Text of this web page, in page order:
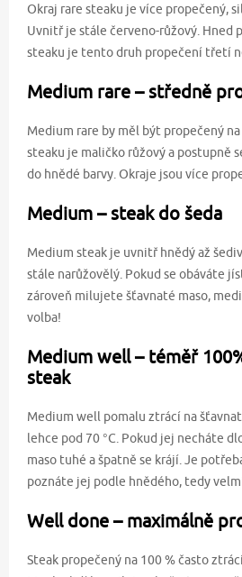
Okraj rare steaku je více propečený,
Uvnitř je stále červeno-růžový. Hned
steaku je tento druh propečení třetí
Medium rare – středně
Medium rare by měl být propečený
steaku je maličko růžový a postupně
do hnědé barvy. Okraje jsou více
Medium – steak do šeda
Medium steak je uvnitř hnědý až
stále narůžovělý. Pokud se obáváte
zároveň milujete šťavnaté maso,
volba!
Medium well – téměř
steak
Medium well pomalu ztrácí na
lehce pod 70 °C. Pokud jej necháte
maso tuhé a špatně se krájí. Je
poznáte jej podle hnědého, tedy
Well done – maximálně
Steak propečený na 100 % často